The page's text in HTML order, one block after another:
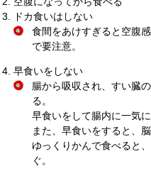
ドカ食いはしない
食間をあけすぎると空腹
で要注意。
早食いをしない
腸から吸収され、すい臓
る。
早食いをして腸内に一気
また、早食いをすると、
ゆっくりかんで食べると
ぐ。